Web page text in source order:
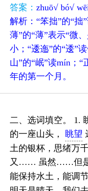
答案： zhuō√ bó√
解析：“笨拙”的“拙
薄”的“薄”表示“微
小；“逶迤”的“逶”
山”的“岷”读mín；“
年的第一个月。
二、选词填空。 1.
的一座山头，
眺望
土的银杯，思绪
又…… 虽然……但
能保持水土，能调